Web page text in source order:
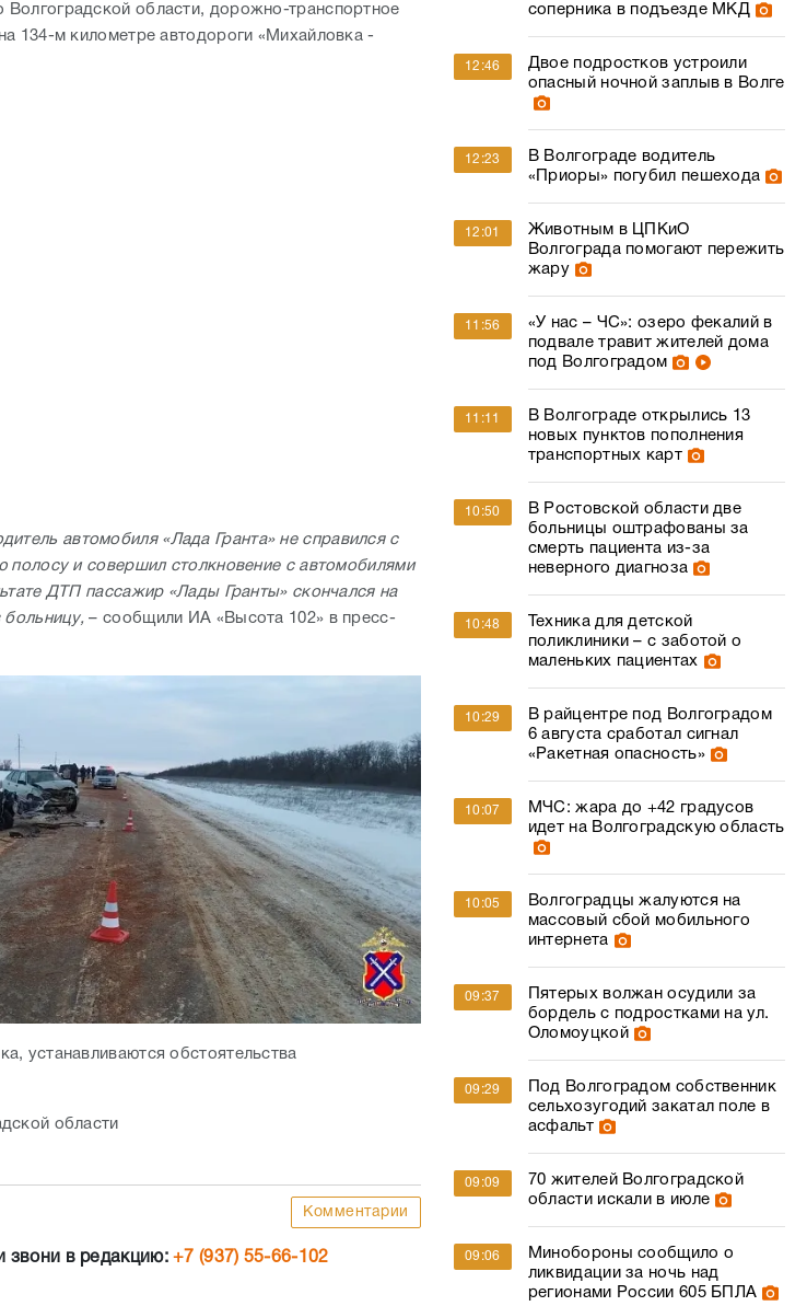
области, дорожно-транспортное
134-м километре автодороги «Михайловка -
автомобиля «Лада Гранта» не справился с
полосу и совершил столкновение с автомобилями
ДТП пассажир «Лады Гранты» скончался на
больницу, – сообщили ИА «Высота 102» в пресс-
устанавливаются обстоятельства
области
Комментарии
звони в редакцию:+7 (937) 55-66-102
соперника в подъезде МКД
12:46
Двое подростков устроили
опасный ночной заплыв в Волге
12:23
В Волгограде водитель
«Приоры» погубил пешехода
12:01
Животным в ЦПКиО
Волгограда помогают пережить
жару
11:56
«У нас – ЧС»: озеро фекалий в
подвале травит жителей дома
под Волгоградом
11:11
В Волгограде открылись 13
новых пунктов пополнения
транспортных карт
10:50
В Ростовской области две
больницы оштрафованы за
смерть пациента из-за
неверного диагноза
10:48
Техника для детской
поликлиники – с заботой о
маленьких пациентах
10:29
В райцентре под Волгоградом
6 августа сработал сигнал
«Ракетная опасность»
10:07
МЧС: жара до +42 градусов
идет на Волгоградскую область
10:05
Волгоградцы жалуются на
массовый сбой мобильного
интернета
09:37
Пятерых волжан осудили за
бордель с подростками на ул.
Оломоуцкой
09:29
Под Волгоградом собственник
сельхозугодий закатал поле в
асфальт
09:09
70 жителей Волгоградской
области искали в июле
09:06
Минобороны сообщило о
ликвидации за ночь над
регионами России 605 БПЛА